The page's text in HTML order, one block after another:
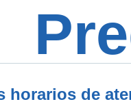
horarios de